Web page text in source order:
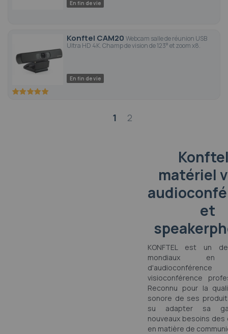
En fin de vie
Konftel CAM20 Webcam salle de réunion USB
Ultra HD 4K. Champ de vision de 123° et zoom x8.
100 100
En fin de vie
1 2
matériel
et
KONFTEL est un
mondiaux en
visioconférence
Reconnu pour la
sonore de ses
su adapter sa
nouveaux besoins
en matière de